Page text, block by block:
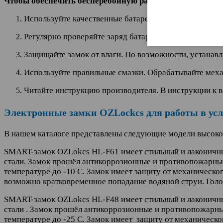
Используйте качественные батареи. Выбирайте
Регулярно проверяйте заряд батарей. Заменяйте
Защищайте замок от влаги. По возможности,
Используйте правильные смазки. Обрабатывайте
Читайте инструкцию производителя. В инструкции
Электронные замки OZLockcs для работы в
В нашем каталоге представлены следующие модели
SMART-замок OZLokcs HL-F61 имеет стильный и
стали. Замок прошёл антикоррозионные и
температуре до -10 С. Замок имеет защиту от
возможно кратковременное попадание водяной струи.
SMART-замок OZLokcs HL-F48 имеет стильный и
стали . Замок прошёл антикоррозионные и
температуре до -25 С. Замок имеет защиту от